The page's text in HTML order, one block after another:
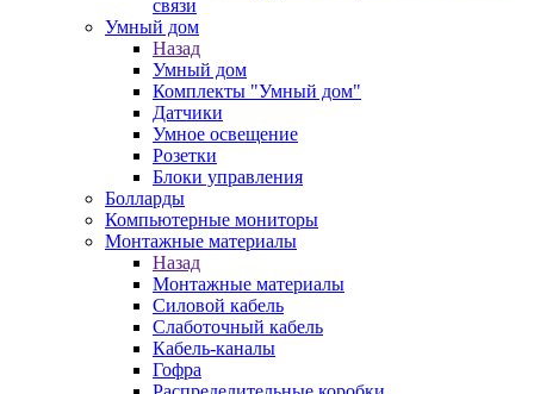
связи
Умный дом
Назад
Умный дом
Комплекты "Умный дом"
Датчики
Умное освещение
Розетки
Блоки управления
Болларды
Компьютерные мониторы
Монтажные материалы
Назад
Монтажные материалы
Силовой кабель
Слаботочный кабель
Кабель-каналы
Гофра